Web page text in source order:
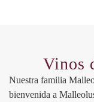
Vinos
Nuestra familia
bienvenida a